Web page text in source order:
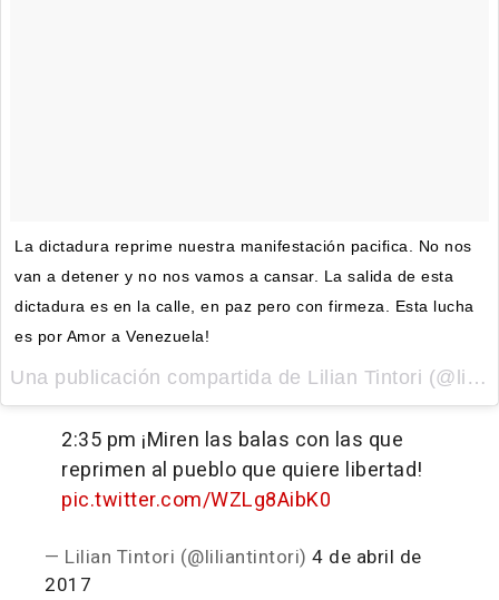
La dictadura reprime nuestra manifestación pacifica. No nos
van a detener y no nos vamos a cansar. La salida de esta
dictadura es en la calle, en paz pero con firmeza. Esta lucha
es por Amor a Venezuela!
Una publicación compartida de Lilian Tintori (@liliantintori) el
2:35 pm ¡Miren las balas con las que
reprimen al pueblo que quiere libertad!
pic.twitter.com/WZLg8AibK0
— Lilian Tintori (@liliantintori) 4 de abril de
2017